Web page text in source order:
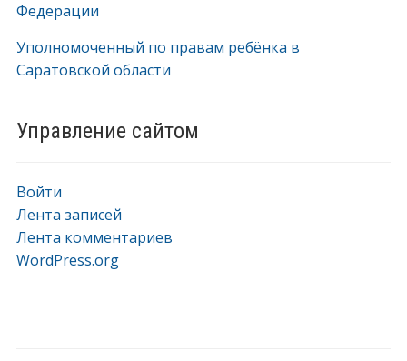
Федерации
Уполномоченный по правам ребёнка в
Саратовской области
Управление сайтом
Войти
Лента записей
Лента комментариев
WordPress.org